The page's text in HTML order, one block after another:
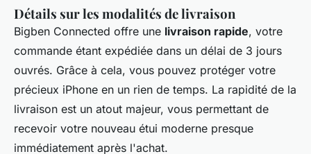
Détails sur les modalités de livraison
Bigben Connected offre une livraison rapide, votre
commande étant expédiée dans un délai de 3 jours
ouvrés. Grâce à cela, vous pouvez protéger votre
précieux iPhone en un rien de temps. La rapidité de la
livraison est un atout majeur, vous permettant de
recevoir votre nouveau étui moderne presque
immédiatement après l'achat.